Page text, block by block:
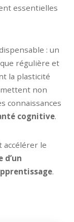
essentielles
: un
régulière et
la plasticité
non
connaissances
cognitive.
accélérer le
d’un
.